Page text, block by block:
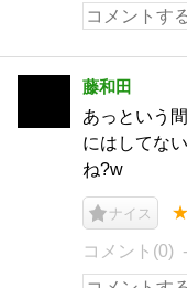
藤和田
あっという
にはしてな
ね?w
ナイス
コメント(0)